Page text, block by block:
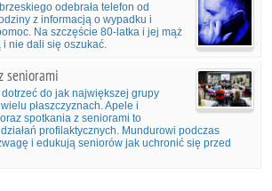
odebrała telefon od
z informacją o wypadku i
Na szczęście 80-latka i jej mąż
nie dali się oszukać.
seniorami
do jak największej grupy
płaszczyznach. Apele i
spotkania z seniorami to
profilaktycznych. Mundurowi podczas
i edukują seniorów jak uchronić się przed